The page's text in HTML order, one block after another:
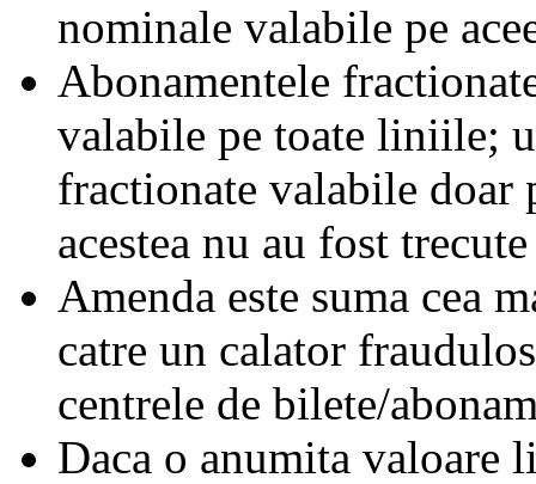
nominale valabile pe
Abonamentele
valabile pe toate liniile;
fractionate valabile doar
acestea nu au fost
Amenda este suma cea
catre un calator
centrele de bilete/
Daca o anumita valoare